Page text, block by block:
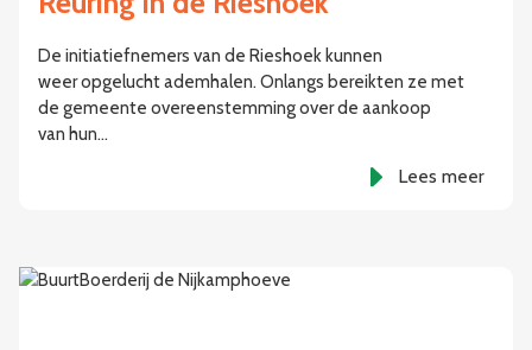
De initiatiefnemers van de Rieshoek kunnen
weer opgelucht ademhalen. Onlangs bereikten ze met
de gemeente overeenstemming over de aankoop
van hun…
Lees meer